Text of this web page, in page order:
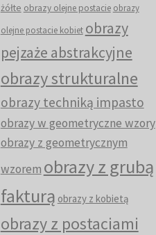
żółte obrazy olejne postacie obrazy
olejne postacie kobiet obrazy
pejzaże abstrakcyjne
obrazy strukturalne
obrazy techniką impasto
obrazy w geometryczne wzory
obrazy z geometrycznym
wzorem obrazy z grubą
fakturą obrazy z kobietą
obrazy z postaciami